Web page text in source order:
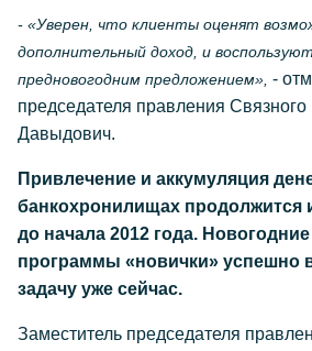
- «Уверен, что клиенты оценят
дополнительный доход, и
предновогодним предложением», -
председателя правления
Давыдович.
Привлечение и аккумуляция
банкохронилищах продолжится
до начала 2012 года.
программы «новички» успешно
задачу уже сейчас.
Заместитель председателя